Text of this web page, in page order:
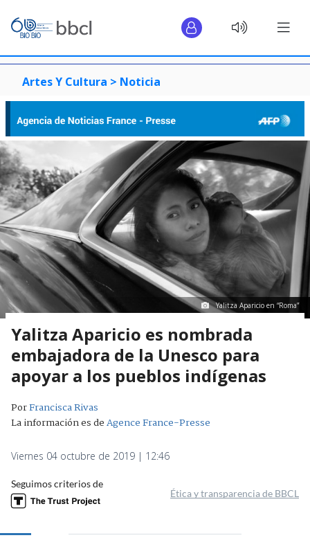
Artes Y Cultura > Noticia
Yalitza Aparicio en “Roma”
Yalitza Aparicio es nombrada
embajadora de la Unesco para
apoyar a los pueblos indígenas
PorFrancisca Rivas
La información es deAgence France-Presse
Viernes 04 octubre de 2019 | 12:46
Seguimos criterios de
Ética y transparencia de BBCL